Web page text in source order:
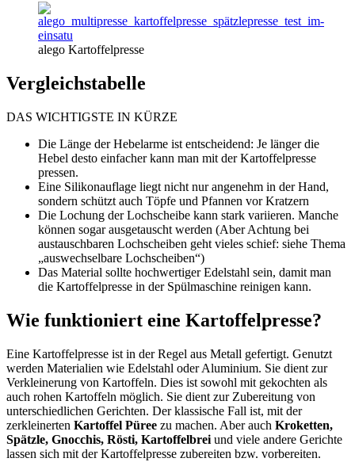
alego Kartoffelpresse
Vergleichstabelle
DAS WICHTIGSTE IN KÜRZE
Die Länge der Hebelarme ist entscheidend: Je länger die
Hebel desto einfacher kann man mit der Kartoffelpresse
pressen.
Eine Silikonauflage liegt nicht nur angenehm in der Hand,
sondern schützt auch Töpfe und Pfannen vor Kratzern
Die Lochung der Lochscheibe kann stark variieren. Manche
können sogar ausgetauscht werden (Aber Achtung bei
austauschbaren Lochscheiben geht vieles schief: siehe Thema
„auswechselbare Lochscheiben“)
Das Material sollte hochwertiger Edelstahl sein, damit man
die Kartoffelpresse in der Spülmaschine reinigen kann.
Wie funktioniert eine Kartoffelpresse?
Eine Kartoffelpresse ist in der Regel aus Metall gefertigt. Genutzt
werden Materialien wie Edelstahl oder Aluminium. Sie dient zur
Verkleinerung von Kartoffeln. Dies ist sowohl mit gekochten als
auch rohen Kartoffeln möglich. Sie dient zur Zubereitung von
unterschiedlichen Gerichten. Der klassische Fall ist, mit der
zerkleinerten Kartoffel Püree zu machen. Aber auch Kroketten,
Spätzle, Gnocchis, Rösti, Kartoffelbrei und viele andere Gerichte
lassen sich mit der Kartoffelpresse zubereiten bzw. vorbereiten.